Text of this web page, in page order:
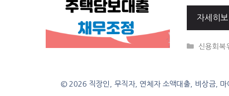
자세히보
신용회복
© 2026 직장인, 무직자, 연체자 소액대출, 비상금,